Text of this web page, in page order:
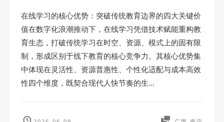
在线学习的核心优势：突破传统教育边界的四大关键价
值在数字化浪潮推动下，在线学习凭借技术赋能重构教
育生态，打破传统学习在时空、资源、模式上的固有限
制，形成区别于线下教育的核心竞争力。其核心优势集
中体现在灵活性、资源普惠性、个性化适配与成本高效
性四个维度，既契合现代人快节奏的生...